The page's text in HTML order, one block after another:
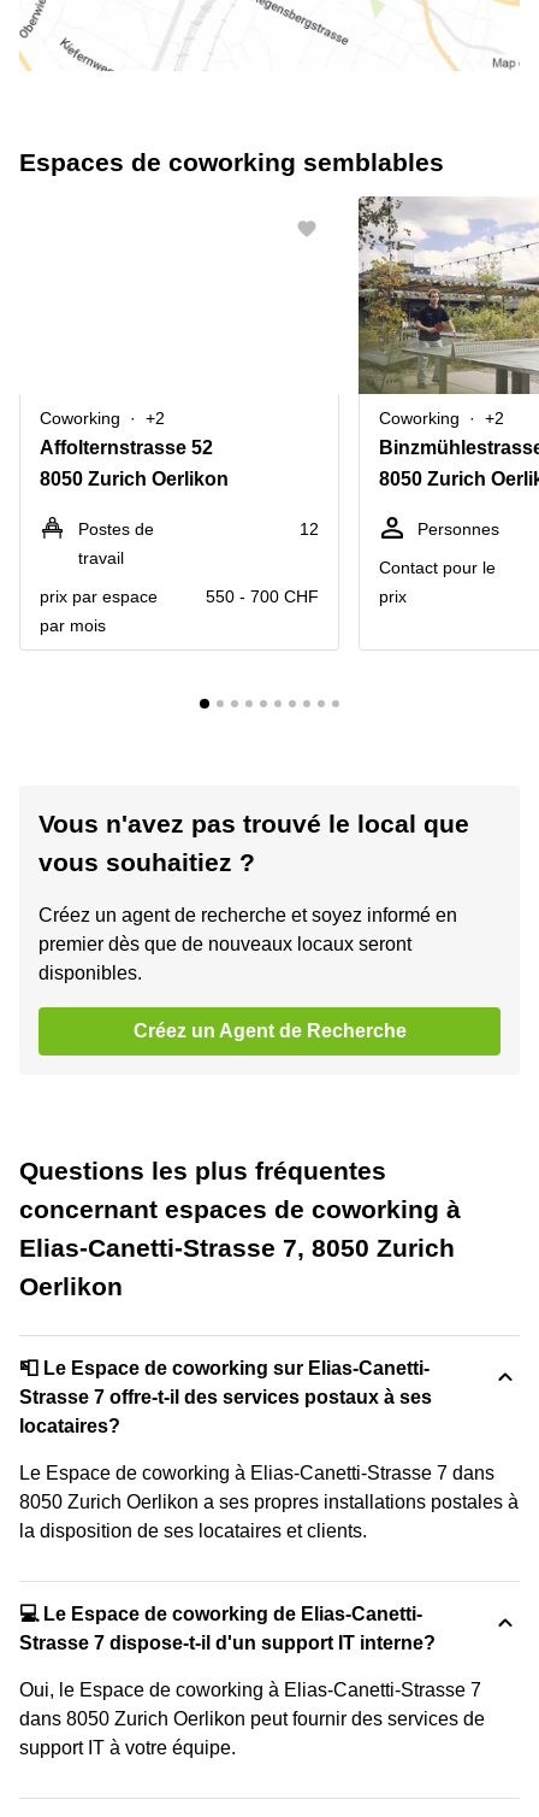
Espaces de coworking semblables
Coworking +2
Affolternstrasse 52
8050 Zurich Oerlikon
Postes de
travail
12
prix par espace
par mois
550 - 700 CHF
Coworking +2
8050 Zurich
Personnes
Contact pour le
prix
Vous n'avez pas trouvé le local que
vous souhaitiez ?
Créez un agent de recherche et soyez informé en
premier dès que de nouveaux locaux seront
disponibles.
Créez un Agent de Recherche
Questions les plus fréquentes
concernant espaces de coworking à
Elias-Canetti-Strasse 7, 8050 Zurich
Oerlikon
📮 Le Espace de coworking sur Elias-Canetti-
Strasse 7 offre-t-il des services postaux à ses
locataires?
Le Espace de coworking à Elias-Canetti-Strasse 7 dans
8050 Zurich Oerlikon a ses propres installations postales à
la disposition de ses locataires et clients.
💻 Le Espace de coworking de Elias-Canetti-
Strasse 7 dispose-t-il d'un support IT interne?
Oui, le Espace de coworking à Elias-Canetti-Strasse 7
dans 8050 Zurich Oerlikon peut fournir des services de
support IT à votre équipe.